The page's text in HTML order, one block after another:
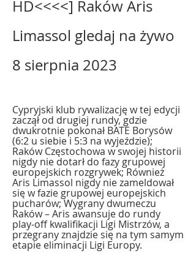
HD<<<<] Raków Aris
Limassol gledaj na żywo
8 sierpnia 2023
Cypryjski klub rywalizację w tej edycji
zaczął od drugiej rundy, gdzie
dwukrotnie pokonał BATE Borysów
(6:2 u siebie i 5:3 na wyjeździe);
Raków Częstochowa w swojej historii
nigdy nie dotarł do fazy grupowej
europejskich rozgrywek; Również
Aris Limassol nigdy nie zameldował
się w fazie grupowej europejskich
pucharów; Wygrany dwumeczu
Raków – Aris awansuje do rundy
play-off kwalifikacji Ligi Mistrzów, a
przegrany znajdzie się na tym samym
etapie eliminacji Ligi Europy.